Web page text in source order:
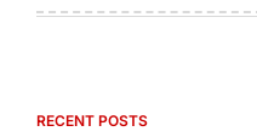
RECENT POSTS